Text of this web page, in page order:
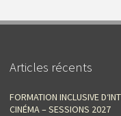
Articles récents
FORMATION INCLUSIVE
CINÉMA – SESSIONS 2027